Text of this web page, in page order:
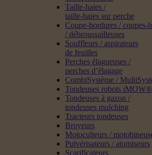
Taille-haies /
taille-haies sur perche
Coupe-bordures / coupes-
/ débroussailleuses
Souffleurs / aspirateurs
de feuilles
Perches élagueuses /
perches d’élagage
CombiSystème /
Tondeuses robots iMOW®
Tondeuses à gazon /
tondeuses mulching
Tracteurs tondeuses
Broyeurs
Motoculteurs /
Pulvérisateurs / atomiseurs
Scarificateurs